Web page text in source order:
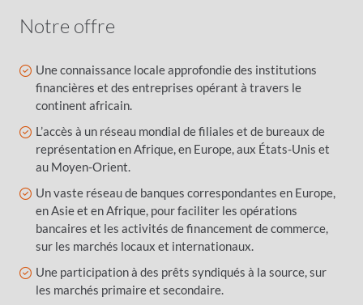
Notre offre
Une connaissance locale approfondie des institutions
financières et des entreprises opérant à travers le
continent africain.
L’accès à un réseau mondial de filiales et de bureaux de
représentation en Afrique, en Europe, aux États-Unis et
au Moyen-Orient.
Un vaste réseau de banques correspondantes en Europe,
en Asie et en Afrique, pour faciliter les opérations
bancaires et les activités de financement de commerce,
sur les marchés locaux et internationaux.
Une participation à des prêts syndiqués à la source, sur
les marchés primaire et secondaire.